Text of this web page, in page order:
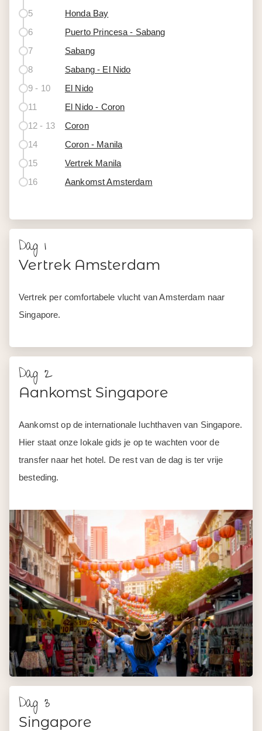
5
Honda Bay
6
Puerto Princesa - Sabang
7
Sabang
8
Sabang - El Nido
9 - 10
El Nido
11
El Nido - Coron
12 - 13
Coron
14
Coron - Manila
15
Vertrek Manila
16
Aankomst Amsterdam
Dag 1
Vertrek Amsterdam
Vertrek per comfortabele vlucht van Amsterdam naar
Singapore.
Dag 2
Aankomst Singapore
Aankomst op de internationale luchthaven van Singapore.
Hier staat onze lokale gids je op te wachten voor de
transfer naar het hotel. De rest van de dag is ter vrije
besteding.
Dag 3
Singapore